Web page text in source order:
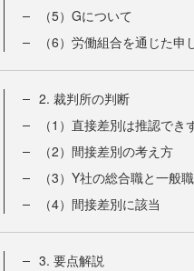
（5）Gについて
（6）労働組合を通じた申
2. 裁判所の判断
（1）直接差別は推認でき
（2）間接差別の考え方
（3）Y社の総合職と一般
（4）間接差別に該当
3. 要点解説